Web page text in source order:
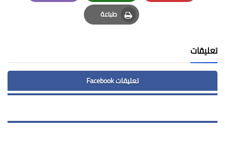
Pinterest
Whatsapp
Email
طباعة
Print
تعليقات
تعليقات Facebook